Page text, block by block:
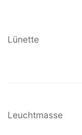
Lünette
Leuchtmasse